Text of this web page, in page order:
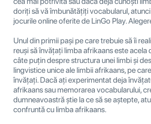
doriți să vă îmbunătățiți vocabularul,
jocurile online oferite de LinGo Play.
Unul din primii pași pe care trebuie să îi
reuși să învățați limba afrikaans este acela
câte puțin despre structura unei limbi și
lingvistice unice ale limbii afrikaans, pe
învățați. Dacă ați experimentat deja
afrikaans sau memorarea vocabularului,
dumneavoastră știe la ce să se aștepte,
confruntă cu limba afrikaans.